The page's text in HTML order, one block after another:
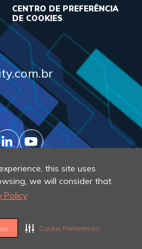
this site uses
we will consider that
Policy
Cookie Preferences
CENTRO DE PREFERÊNCIA
DE COOKIES
rights reserved.